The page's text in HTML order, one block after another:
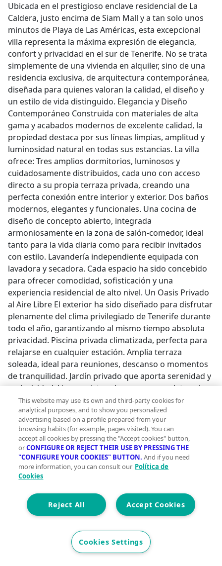
Ubicada en el prestigioso enclave residencial de La
Caldera, justo encima de Siam Mall y a tan solo unos
minutos de Playa de Las Américas, esta excepcional
villa representa la máxima expresión de elegancia,
confort y privacidad en el sur de Tenerife. No se trata
simplemente de una vivienda en alquiler, sino de una
residencia exclusiva, de arquitectura contemporánea,
diseñada para quienes valoran la calidad, el diseño y
un estilo de vida distinguido. Elegancia y Diseño
Contemporáneo Construida con materiales de alta
gama y acabados modernos de excelente calidad, la
propiedad destaca por sus líneas limpias, amplitud y
luminosidad natural en todas sus estancias. La villa
ofrece: Tres amplios dormitorios, luminosos y
cuidadosamente distribuidos, cada uno con acceso
directo a su propia terraza privada, creando una
perfecta conexión entre interior y exterior. Dos baños
modernos, elegantes y funcionales. Una cocina de
diseño de concepto abierto, integrada
armoniosamente en la zona de salón-comedor, ideal
tanto para la vida diaria como para recibir invitados
con estilo. Lavandería independiente equipada con
lavadora y secadora. Cada espacio ha sido concebido
para ofrecer comodidad, sofisticación y una
experiencia residencial de alto nivel. Un Oasis Privado
al Aire Libre El exterior ha sido diseñado para disfrutar
plenamente del clima privilegiado de Tenerife durante
todo el año, garantizando al mismo tiempo absoluta
privacidad. Piscina privada climatizada, perfecta para
relajarse en cualquier estación. Amplia terraza
soleada, ideal para reuniones, descanso o momentos
de tranquilidad. Jardín privado que aporta serenidad y
exclusividad. Ligeras vistas al mar que completan el
atractivo de la propiedad. Un entorno donde cada día
comienza con luz natural y termina en un ambiente de
calma y discreción. Máxima Comodidad y
Funcionalidad La vivienda incorpora además
características que elevan la experiencia de confort:
Garaje privado con capacidad para hasta tres
vehículos. Espacio de almacenamiento adicional.
vivienda, un detalle diferenciador que aporta
comodidad y singularidad arquitectónica. Seguridad,
accesibilidad y privacidad se integran de manera
impecable en esta propiedad. Sin Amueblar - Un
Lienzo en Blanco para Crear su Hogar La villa se alquila
sin amueblar, ofreciendo la oportunidad de diseñar y
This website may use its own and third-party cookies for
analytical purposes, and to show you personalized
advertising based on a profile prepared from your
browsing habits (for example, pages visited). You can
accept all cookies by pressing the "Accept cookies" button,
orCONFIGURE OR REJECT THEIR USE BY PRESSING THE
"CONFIGURE YOUR COOKIES" BUTTON. And if you need
more information, you can consult our Política de
Cookies
Accept Cookies
Reject All
Cookies Settings